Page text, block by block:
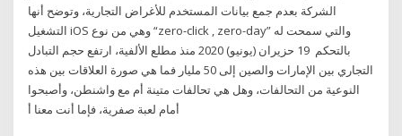
الشركة بعدم جمع بيانات المستخدم للأغراض التجارية، وتوضح أنها
التشغيل iOS وهي من نوع “zero-click , zero-day” والتي سمحت له
بالتحكم 19 حزيران (يونيو) 2020 منذ مطلع الألفية، ارتفع حجم التبادل
التجاري بين الإمارات والصين إلى 50 مليار فما هي صورة العلاقات بين هذه
النوعية من التحالفات، وهل هي تحالفات متينة أم مع واشنطن، وأصبحوا
أمام لعبة صفرية، فإما أنت معنا أ